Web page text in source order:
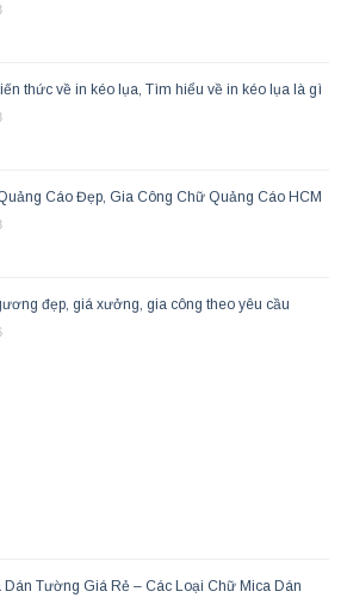
thức về in kéo lụa, Tìm hiểu về in kéo lụa là gì
Cáo Đẹp, Gia Công Chữ Quảng Cáo HCM
đẹp, giá xưởng, gia công theo yêu cầu
Dán Tường Giá Rẻ – Các Loại Chữ Mica Dán